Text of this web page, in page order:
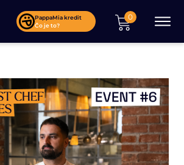
PappaMia kredit
Čo je to?
0